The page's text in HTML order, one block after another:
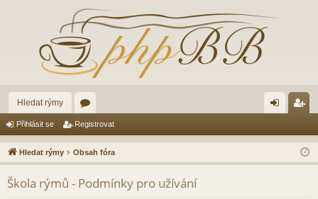
Hledat rýmy
ór
a lá
sit
ist
ro
Přihlásit se Registrovat
Hledat rýmy Obsah fóra
Škola rýmů - Podmínky pro užívání